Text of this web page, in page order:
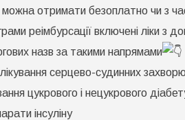
можна отримати безоплатно чи з
реімбурсації включені ліки
назв за такими напрямами
серцево-судинних
цукрового і нецукрового
інсуліну